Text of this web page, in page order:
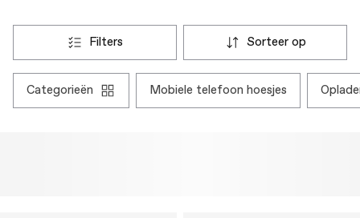
filters sorteer op
categorieën mobiele telefoon hoesjes